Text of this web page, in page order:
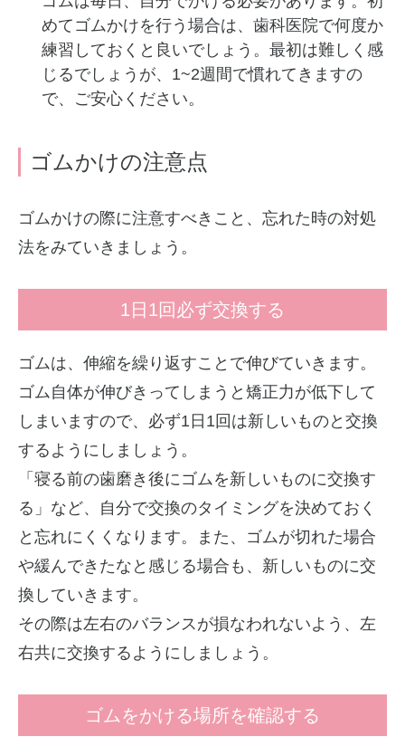
めてゴムかけを行う場合は、歯科医院で何度か
練習しておくと良いでしょう。最初は難しく感
じるでしょうが、1~2週間で慣れてきますの
で、ご安心ください。
ゴムかけの注意点
ゴムかけの際に注意すべきこと、忘れた時の対処
法をみていきましょう。
1日1回必ず交換する
ゴムは、伸縮を繰り返すことで伸びていきます。
ゴム自体が伸びきってしまうと矯正力が低下して
しまいますので、必ず1日1回は新しいものと交換
するようにしましょう。
「寝る前の歯磨き後にゴムを新しいものに交換す
る」など、自分で交換のタイミングを決めておく
と忘れにくくなります。また、ゴムが切れた場合
や緩んできたなと感じる場合も、新しいものに交
換していきます。
その際は左右のバランスが損なわれないよう、左
右共に交換するようにしましょう。
ゴムをかける場所を確認する